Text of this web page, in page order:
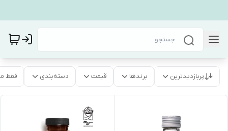
پربازدیدترین برندها قیمت دسته‌بندی فقط